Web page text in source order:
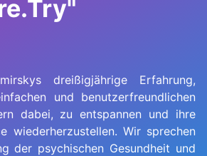
dreißigjährige Erfahrung,
und benutzerfreundlichen
dabei, zu entspannen und ihre
wiederherzustellen. Wir sprechen
der psychischen Gesundheit und